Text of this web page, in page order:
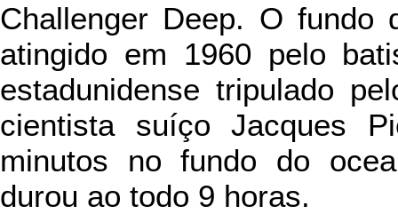
Challenger Deep. O fundo
atingido em 1960 pelo
estadunidense tripulado
cientista suíço Jacques
minutos no fundo do
durou ao todo 9 horas.